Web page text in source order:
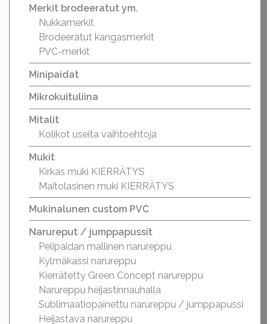
Merkit brodeeratut ym.
Nukkamerkit
Brodeeratut kangasmerkit
PVC-merkit
Minipaidat
Mikrokuituliina
Mitalit
Kolikot useita vaihtoehtoja
Mukit
Kirkas muki KIERRÄTYS
Maitolasinen muki KIERRÄTYS
Mukinalunen custom PVC
Narureput / jumppapussit
Pelipaidan mallinen narureppu
Kylmäkassi narureppu
Kierrätetty Green Concept narureppu
Narureppu heijastinnauhalla
Sublimaatiopainettu narureppu / jumppapussi
Heijastava narureppu